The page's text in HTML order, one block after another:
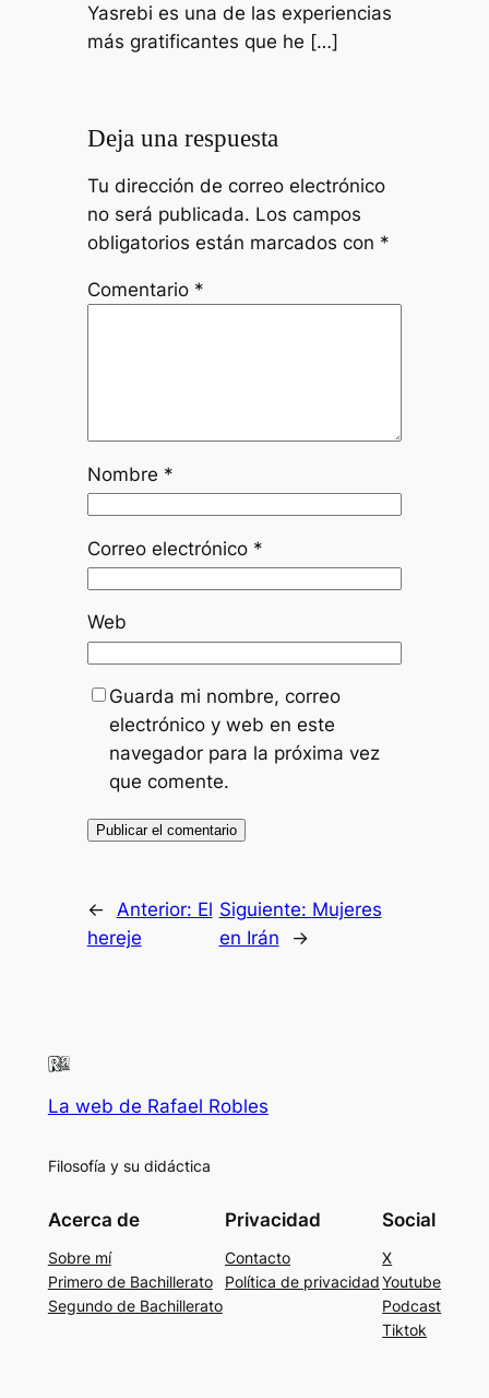
Yasrebi es una de las experiencias
más gratificantes que he […]
Deja una respuesta
Tu dirección de correo electrónico
no será publicada. Los campos
obligatorios están marcados con *
Comentario *
Nombre *
Correo electrónico *
Web
Guarda mi nombre, correo
electrónico y web en este
navegador para la próxima vez
que comente.
← Anterior: El
hereje
Siguiente: Mujeres
en Irán
→
La web de Rafael Robles
Filosofía y su didáctica
Acerca de
Sobre mí
Primero de Bachillerato
Segundo de Bachillerato
Privacidad
Contacto
Política de privacidad
Social
X
Youtube
Podcast
Tiktok